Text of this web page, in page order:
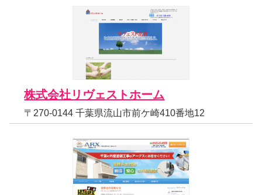
株式会社リヴェストホーム
〒270-0144 千葉県流山市前ケ崎410番地12